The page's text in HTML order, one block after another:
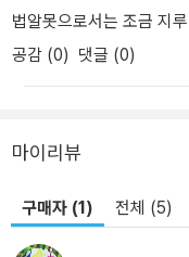
가장 큰 것을 꼽으라면 아
의 혼인 장애와 무효, 혼
근친혼 금지, 별거, 촌수
그리스도교 저술가들은
교회의 규율도 로마의 법
산다”고 할 만큼 가톨릭
따라 교구를 확립했고, 교
법알못으로서는 조금 지
공감 (0) 댓글 (0)
마이리뷰
구매자 (1) 전체 (5)